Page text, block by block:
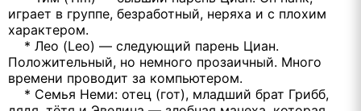
играет в группе, безработный, неряха и с плохим
характером.
* Лео (Leo) — следующий парень Циан.
Положительный, но немного прозаичный. Много
времени проводит за компьютером.
* Семья Неми: отец (гот), младший брат Грибб,